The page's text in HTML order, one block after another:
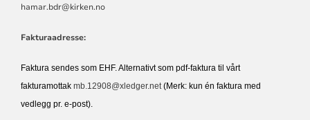
hamar.bdr@kirken.no
Fakturaadresse:
Faktura sendes som EHF. Alternativt som pdf-faktura til vårt
fakturamottak mb.12908@xledger.net(Merk: kun én faktura med
vedlegg pr. e-post).